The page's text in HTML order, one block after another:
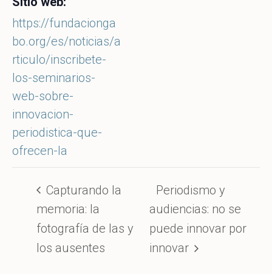
https://fundacionga
bo.org/es/noticias/a
rticulo/inscribete-
los-seminarios-
web-sobre-
innovacion-
periodistica-que-
ofrecen-la
Capturando la
memoria: la
fotografía de las y
los ausentes
Periodismo y
audiencias: no se
puede innovar por
innovar